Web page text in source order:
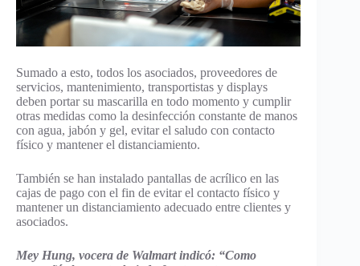
Sumado a esto, todos los asociados, proveedores de
servicios, mantenimiento, transportistas y displays
deben portar su mascarilla en todo momento y cumplir
otras medidas como la desinfección constante de manos
con agua, jabón y gel, evitar el saludo con contacto
físico y mantener el distanciamiento.
También se han instalado pantallas de acrílico en las
cajas de pago con el fin de evitar el contacto físico y
mantener un distanciamiento adecuado entre clientes y
asociados.
Mey Hung, vocera de Walmart indicó: “Como